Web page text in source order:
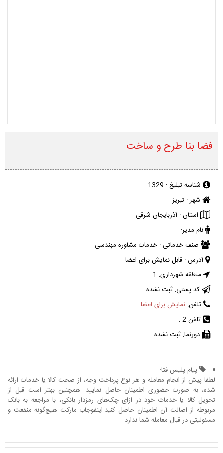
فضا بنا طرح و ساخت
شناسه تبلیغ : 1329
شهر : تبریز
استان : آذربایجان شرقی
نام مدیر:
صنف خدماتی : خدمات مشاوره مهندسی
آدرس : قابل نمایش برای اعضا
منطقه شهرداری: 1
کد پستی: ثبت نشده
تلفن: نمایش برای اعضا
تلفن 2 :
دورنما: ثبت نشده
پیام پلیس فتا:
لطفا پیش از انجام معامله و هر نوع پرداخت وجه، از صحت کالا یا خدمات ارائه
شده، به صورت حضوری اطمینان حاصل نمایید. همچنین بهتر است قبل از
تحویل کالا یا خدمات خود در ازای چک‌های رمزدار بانکی، با مراجعه به بانک
مربوطه از اصالت آن اطمینان حاصل کنید.اینفوجاب مارکت هیچ‌گونه منفعت و
مسئولیتی در قبال معامله شما ندارد.